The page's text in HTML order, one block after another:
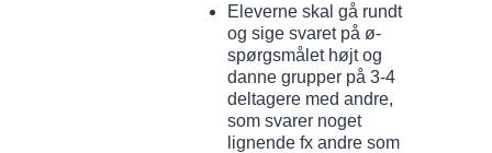
Eleverne skal gå rundt
og sige svaret på ø-
spørgsmålet højt og
danne grupper på 3-4
deltagere med andre,
som svarer noget
lignende fx andre som